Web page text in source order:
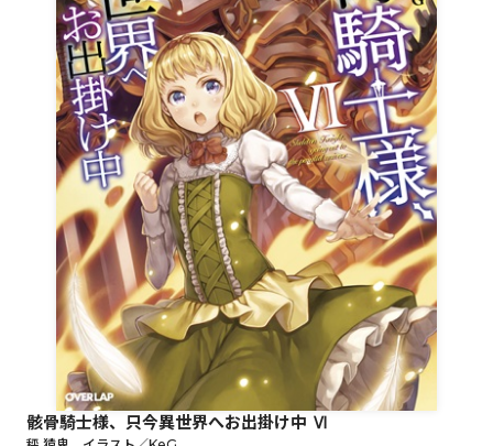
オーバーラップノベルス
オーバーラップノベルスf
ロサージュノベルス
コミックガルド
骸骨騎士様、只今異世界へお出掛け中 Ⅵ